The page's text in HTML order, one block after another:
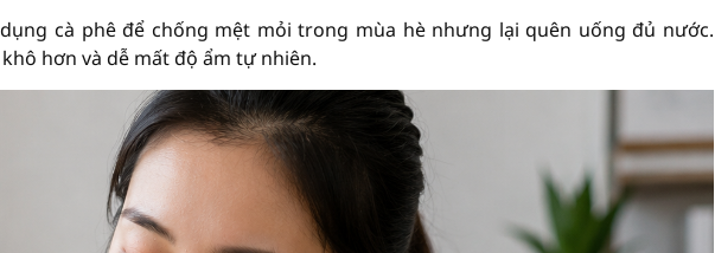
cà phê để chống mệt mỏi trong mùa hè nhưng lại quên uống đủ nước.
hơn và dễ mất độ ẩm tự nhiên.